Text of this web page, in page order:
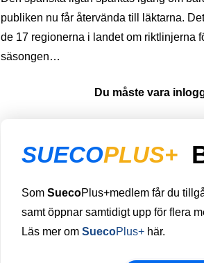
publiken nu får återvända till läktarna.
de 17 regionerna i landet om riktlinjerna
säsongen…
Du måste vara
SUECOPLUS+
Som SuecoPlus+medlem får du
samt öppnar samtidigt upp för flera
Läs mer om SuecoPlus+ här.